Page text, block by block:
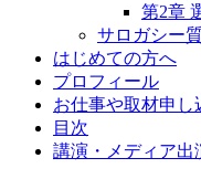
第2章
サロガシー
はじめての方へ
プロフィール
お仕事や取材申し
目次
講演・メディア